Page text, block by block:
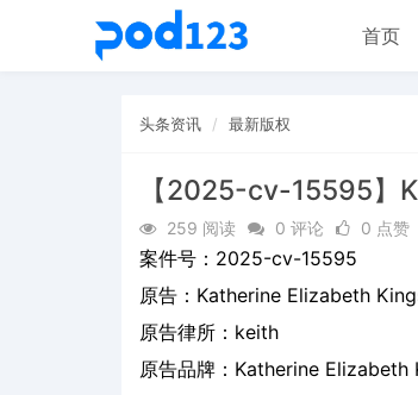
首页
头条资讯 最新版权
【2025-cv-15595
259 阅读 0 评论 0 点赞
案件号： 2025-cv-15595
原告： Katherine Elizabeth
原告律所：keith
原告品牌： Katherine Elizabeth